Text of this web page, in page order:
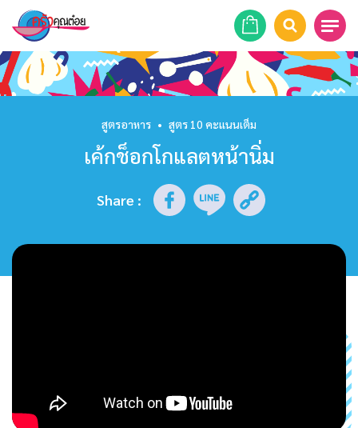
หน้าแรก
รายการย้อนหลัง
สูตรอาหาร • สูตร 10 คะแนนเต็ม
เค้กช็อกโกแลตหน้านิ่ม
Share :